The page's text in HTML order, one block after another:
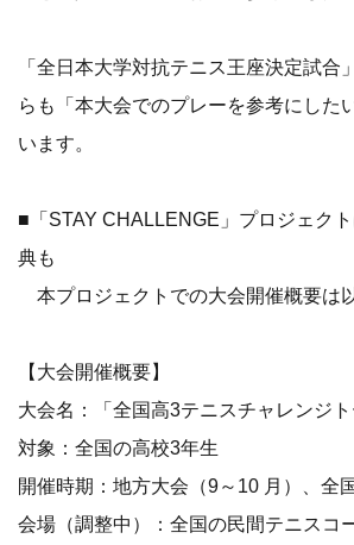
「全日本大学対抗テニス王座決定試合
らも「本大会でのプレーを参考にした
います。
■「STAY CHALLENGE」プロジェク
典も
本プロジェクトでの大会開催概要は
【大会開催概要】
大会名：「全国高3テニスチャレンジ
対象：全国の高校3年生
開催時期：地方大会（9～10 月）、全
会場（調整中）：全国の民間テニスコ